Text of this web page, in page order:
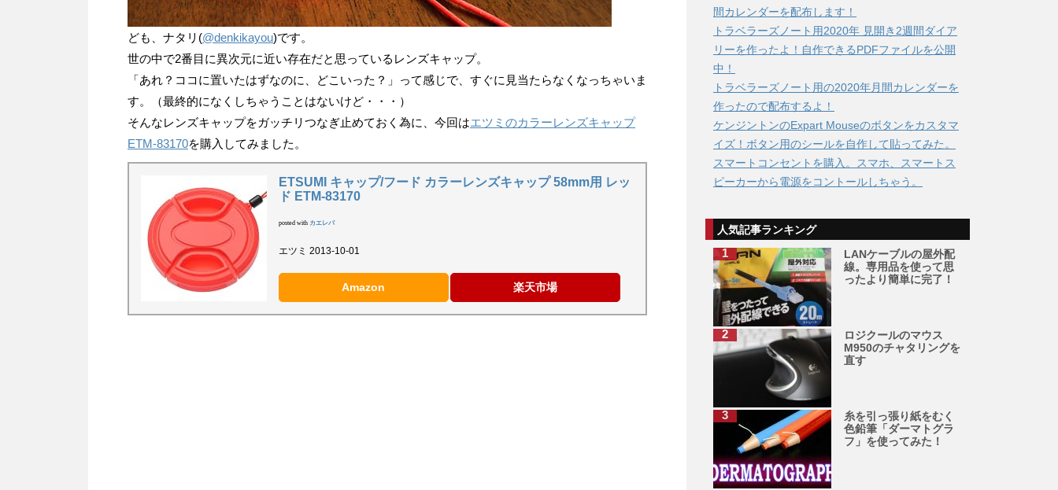
ども、ナタリ(@denkikayou)です。
世の中で2番目に異次元に近い存在だと思っているレンズキャップ。
「あれ？ココに置いたはずなのに、どこいった？」って感じで、すぐに見当たらなくなっちゃいま
す。（最終的になくしちゃうことはないけど・・・）
そんなレンズキャップをガッチリつなぎ止めておく為に、今回はエツミのカラーレンズキャップ
ETM-83170を購入してみました。
ETSUMI キャップ/フード カラーレンズキャップ 58mm用 レッ
ド ETM-83170
posted with カエレバ
エツミ 2013-10-01
Amazon 楽天市場
間カレンダーを配布します！
トラベラーズノート用2020年 見開き2週間ダイア
リーを作ったよ！自作できるPDFファイルを公開
中！
トラベラーズノート用の2020年月間カレンダーを
作ったので配布するよ！
ケンジントンのExpart Mouseのボタンをカスタマ
イズ！ボタン用のシールを自作して貼ってみた。
スマートコンセントを購入。スマホ、スマートス
ピーカーから電源をコントールしちゃう。
人気記事ランキング
LANケーブルの屋外配
線。専用品を使って思
ったより簡単に完了！
ロジクールのマウス
M950のチャタリングを
直す
糸を引っ張り紙をむく
色鉛筆「ダーマトグラ
フ」を使ってみた！